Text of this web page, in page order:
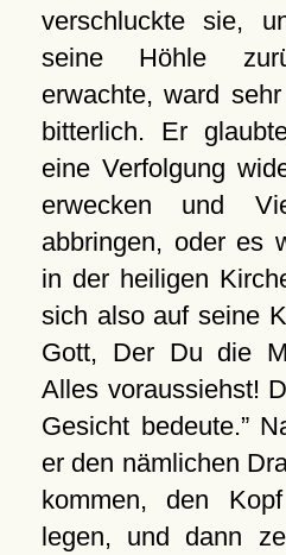
verschluckte sie,
seine Höhle
erwachte, ward
bitterlich. Er
eine Verfolgung
erwecken und
abbringen, oder es
in der heiligen
sich also auf seine
Gott, Der Du die
Alles voraussiehst!
Gesicht bedeute.
er den nämlichen
kommen, den
legen, und dann